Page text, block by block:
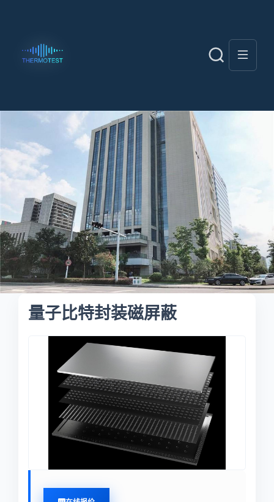
量子比特封装磁屏蔽